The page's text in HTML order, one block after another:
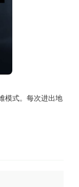
模式。每次进出地